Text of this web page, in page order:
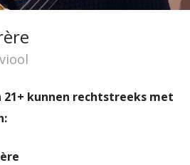
21+ kunnen rechtstreeks met